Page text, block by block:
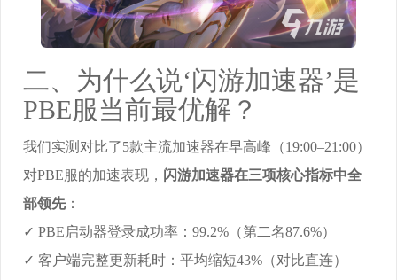
二、为什么说‘闪游加速器’是
PBE服当前最优解？
我们实测对比了5款主流加速器在早高峰（19:00–21:00）
对PBE服的加速表现， 闪游加速器在三项核心指标中全
部领先：
✓ PBE启动器登录成功率：99.2%（第二名87.6%）
✓ 客户端完整更新耗时：平均缩短43%（对比直连）